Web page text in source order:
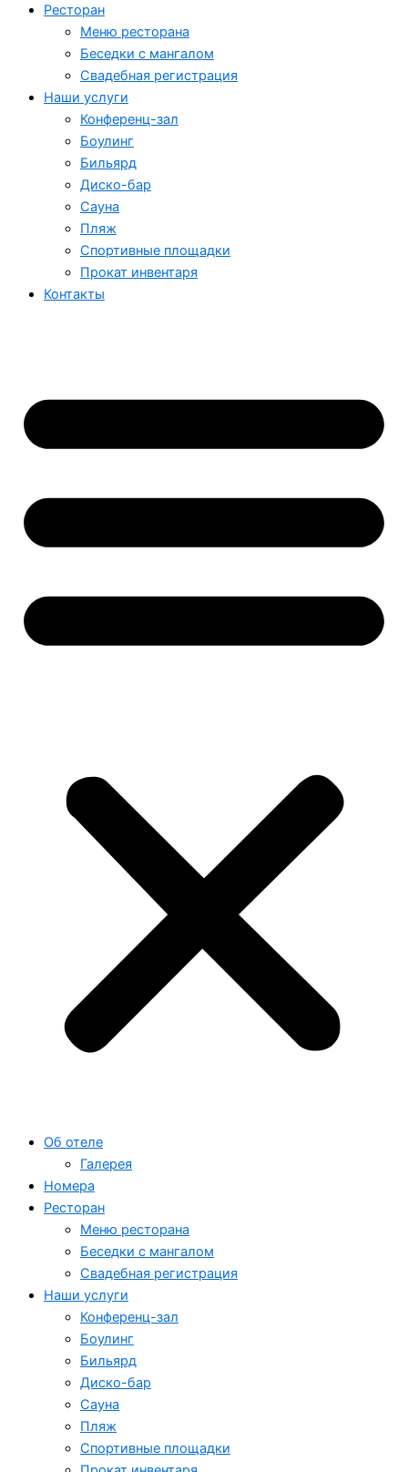
Ресторан
Меню ресторана
Беседки с мангалом
Свадебная регистрация
Наши услуги
Конференц-зал
Боулинг
Бильярд
Диско-бар
Сауна
Пляж
Спортивные площадки
Прокат инвентаря
Контакты
Об отеле
Галерея
Номера
Ресторан
Меню ресторана
Беседки с мангалом
Свадебная регистрация
Наши услуги
Конференц-зал
Боулинг
Бильярд
Диско-бар
Сауна
Пляж
Спортивные площадки